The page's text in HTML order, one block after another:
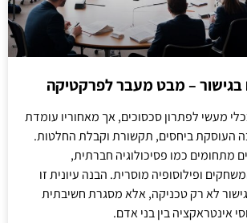
בגישור – מבט מעבר לפרקטיקה
מעשי לפתרון סכסוכים, אך מאחוריו עומדת
העוסקת ביחסים, תקשורת וקבלת החלטות.
מתחומים כמו פסיכולוגיה חברתית,
ופילוסופיה מוסרית. הבנה עיונית זו
לא רק טכניקה, אלא מסגרת חשיבתית
אינטראקציה בין בני אדם.